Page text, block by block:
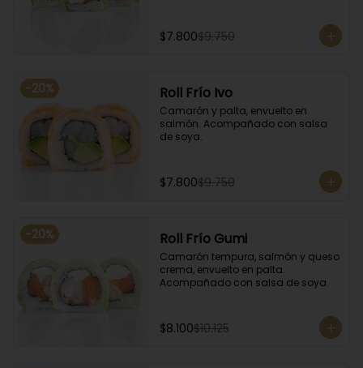
$7.800$9.750
-20% Roll Frío Ivo
Camarón y palta, envuelto en
salmón. Acompañado con salsa
de soya.
$7.800$9.750
-20% Roll Frío Gumi
Camarón tempura, salmón y queso
crema, envuelto en palta.
Acompañado con salsa de soya.
$8.100$10.125